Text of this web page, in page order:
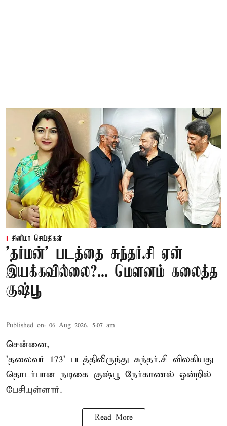
சினிமா செய்திகள்
'தர்மன்' படத்தை சுந்தர்.சி ஏன்
இயக்கவில்லை?... மௌனம் கலைத்த
குஷ்பூ
Published on: 06 Aug 2026, 5:07 am
சென்னை,
'தலைவர் 173' படத்திலிருந்து சுந்தர்.சி விலகியது
தொடர்பான நடிகை குஷ்பூ நேர்காணல் ஒன்றில்
பேசியுள்ளார்.
Read More